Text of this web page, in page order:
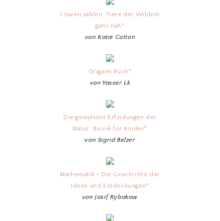
Löwen zählen: Tiere der Wildnis
ganz nah*
von Katie Cotton
Origami Buch*
von Yasser Lk
Die genialsten Erfindungen der
Natur: Bionik für Kinder*
von Sigrid Belzer
Mathematik - Die Geschichte der
Ideen und Entdeckungen*
von Josif Rybakow